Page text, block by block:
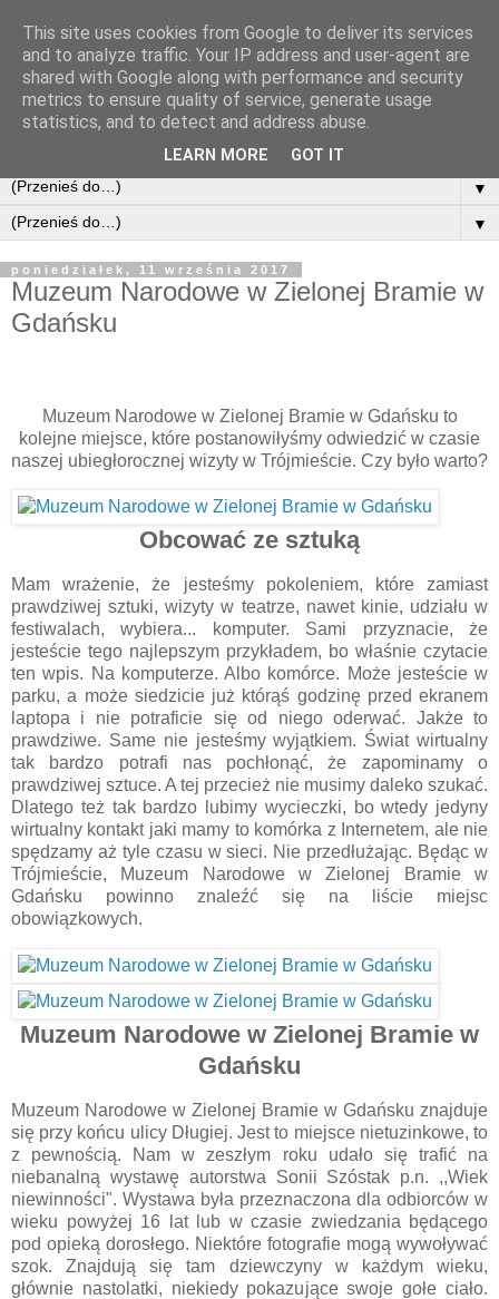
▼
▼
poniedziałek, 11 września 2017
Muzeum Narodowe w Zielonej Bramie w
Gdańsku
Muzeum Narodowe w Zielonej Bramie w Gdańsku to
kolejne miejsce, które postanowiłyśmy odwiedzić w czasie
naszej ubiegłorocznej wizyty w Trójmieście. Czy było warto?
Obcować ze sztuką
Mam wrażenie, że jesteśmy pokoleniem, które zamiast
prawdziwej sztuki, wizyty w teatrze, nawet kinie, udziału w
festiwalach, wybiera... komputer. Sami przyznacie, że
jesteście tego najlepszym przykładem, bo właśnie czytacie
ten wpis. Na komputerze. Albo komórce. Może jesteście w
parku, a może siedzicie już którąś godzinę przed ekranem
laptopa i nie potraficie się od niego oderwać. Jakże to
prawdziwe. Same nie jesteśmy wyjątkiem. Świat wirtualny
tak bardzo potrafi nas pochłonąć, że zapominamy o
prawdziwej sztuce. A tej przecież nie musimy daleko szukać.
Dlatego też tak bardzo lubimy wycieczki, bo wtedy jedyny
wirtualny kontakt jaki mamy to komórka z Internetem, ale nie
spędzamy aż tyle czasu w sieci. Nie przedłużając. Będąc w
Trójmieście, Muzeum Narodowe w Zielonej Bramie w
Gdańsku powinno znaleźć się na liście miejsc
obowiązkowych.
Muzeum Narodowe w Zielonej Bramie w
Gdańsku
Muzeum Narodowe w Zielonej Bramie w Gdańsku znajduje
się przy końcu ulicy Długiej. Jest to miejsce nietuzinkowe, to
z pewnością. Nam w zeszłym roku udało się trafić na
niebanalną wystawę autorstwa Sonii Szóstak p.n. ,,Wiek
niewinności". Wystawa była przeznaczona dla odbiorców w
wieku powyżej 16 lat lub w czasie zwiedzania będącego
pod opieką dorosłego. Niektóre fotografie mogą wywoływać
szok. Znajdują się tam dziewczyny w każdym wieku,
głównie nastolatki, niekiedy pokazujące swoje gołe ciało.
This site uses cookies from Google to deliver its services
and to analyze traffic. Your IP address and user-agent are
shared with Google along with performance and security
metrics to ensure quality of service, generate usage
statistics, and to detect and address abuse.
LEARN MORE GOT IT